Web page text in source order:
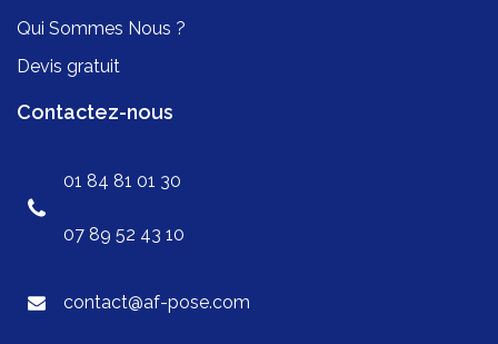
Qui Sommes Nous ?
Devis gratuit
Contactez-nous
01 84 81 01 30
07 89 52 43 10
contact@af-pose.com